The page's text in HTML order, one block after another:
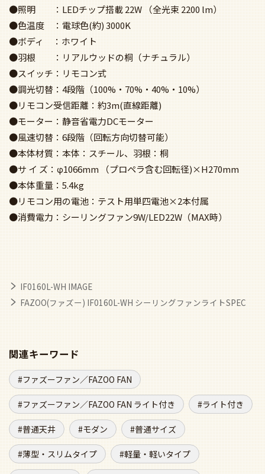
●照明 ：LEDチップ搭載 22W （全光束 2200 lm）
●色温度 ：電球色(約) 3000K
●ボディ ：ホワイト
●羽根 ：リアルウッドの桐（ナチュラル）
●スイッチ：リモコン式
●調光切替：4段階（100%・70%・40%・10%）
●リモコン受信距離：約3m(直線距離)
●モーター：静音省電力DCモーター
●風速切替：6段階（回転方向切替可能）
●本体材質：本体：スチール、羽根：桐
●サ イ ズ：φ1066mm （プロペラ含む回転径)×H270mm
●本体重量：5.4kg
●リモコン用の電池：テスト用単四電池×2本付属
●消費電力：シーリングファン9W/LED22W（MAX時）
IF0160L-WH IMAGE
FAZOO(ファズー) IF0160L-WH シーリングファンライトSPEC
関連キーワード
ファズーファン／FAZOO FAN
ファズーファン／FAZOO FAN ライト付き ライト付き
普通天井 モダン 普通サイズ
薄型・スリムタイプ 軽量・軽いタイプ